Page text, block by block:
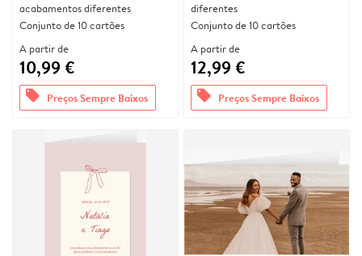
acabamentos diferentes
Conjunto de 10 cartões
A partir de
10,99 €
offers Preços Sempre Baixos
diferentes
Conjunto de 10 cartões
A partir de
12,99 €
offers Preços Sempre Baixos